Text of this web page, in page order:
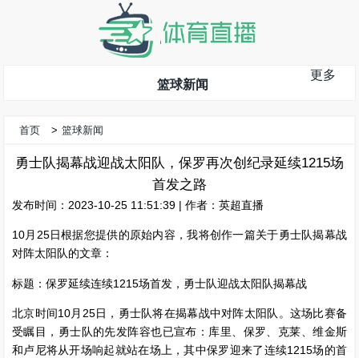
篮球新闻
更多
首页 > 篮球新闻
勇士队揭幕战迎战太阳队，保罗再次创纪录延续1215场
首发之路
发布时间：2023-10-25 11:51:39 | 作者：英超直播
10月25日根据您提供的原始内容，我将创作一篇关于勇士队揭幕战
对阵太阳队的文章：
标题：保罗延续连续1215场首发，勇士队迎战太阳队揭幕战
北京时间10月25日，勇士队将在揭幕战中对阵太阳队。这场比赛备
受瞩目，勇士队的先发阵容也已宣布：库里、保罗、克莱、维金斯
和卢尼将从开场响起就站在场上，其中保罗迎来了连续1215场的首